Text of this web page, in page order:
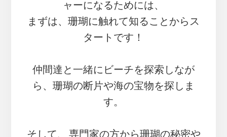
ャーになるためには、
まずは、珊瑚に触れて知ることからス
タートです！
仲間達と一緒にビーチを探索しなが
ら、珊瑚の断片や海の宝物を探しま
す。
そして、 専門家の方から珊瑚の秘密や